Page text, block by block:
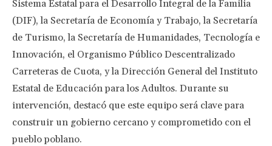
Sistema Estatal para el Desarrollo Integral de la Familia
(DIF), la Secretaría de Economía y Trabajo, la Secretaría
de Turismo, la Secretaría de Humanidades, Tecnología e
Innovación, el Organismo Público Descentralizado
Carreteras de Cuota, y la Dirección General del Instituto
Estatal de Educación para los Adultos. Durante su
intervención, destacó que este equipo será clave para
construir un gobierno cercano y comprometido con el
pueblo poblano.